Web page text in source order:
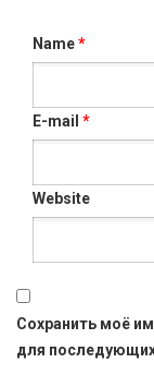
Name*
E-mail *
Website
Сохранить моё
для